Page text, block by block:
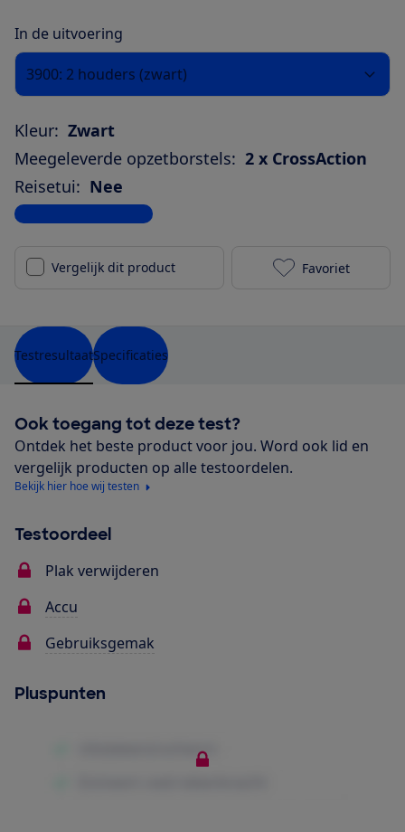
In de uitvoering
3900: 2 houders (zwart)
Kleur: Zwart
Meegeleverde opzetborstels: 2 x CrossAction
Reisetui: Nee
Bekijk alle specificaties
Vergelijk dit product Oral-B Pro 3
Favoriet
TestresultaatSpecificaties
Ook toegang tot deze test?
Ontdek het beste product voor jou. Word ook lid en
vergelijk producten op alle testoordelen.
Bekijk hier hoe wij testen
Testoordeel
Plak verwijderen
Accu
Gebruiksgemak
Pluspunten